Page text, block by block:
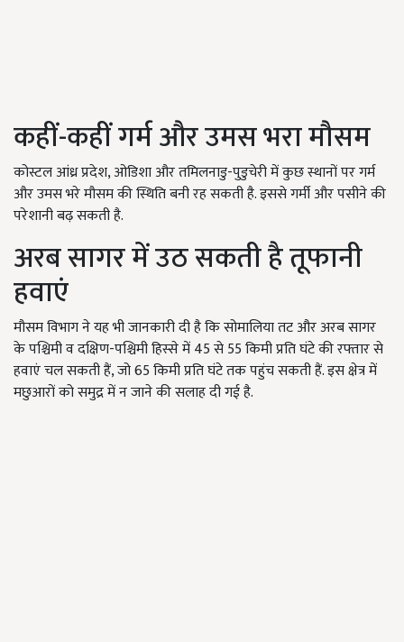
कहीं-कहीं गर्म और उमस भरा मौसम
कोस्टल आंध्र प्रदेश, ओडिशा और तमिलनाडु-पुडुचेरी में कुछ स्थानों पर गर्म
और उमस भरे मौसम की स्थिति बनी रह सकती है. इससे गर्मी और पसीने की
परेशानी बढ़ सकती है.
अरब सागर में उठ सकती है तूफानी
हवाएं
मौसम विभाग ने यह भी जानकारी दी है कि सोमालिया तट और अरब सागर
के पश्चिमी व दक्षिण-पश्चिमी हिस्से में 45 से 55 किमी प्रति घंटे की रफ्तार से
हवाएं चल सकती हैं, जो 65 किमी प्रति घंटे तक पहुंच सकती हैं. इस क्षेत्र में
मछुआरों को समुद्र में न जाने की सलाह दी गई है.